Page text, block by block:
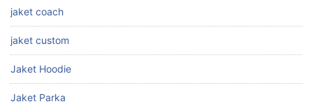
jaket coach
jaket custom
Jaket Hoodie
Jaket Parka